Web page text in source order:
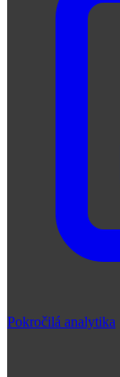
Pokročilá analytika